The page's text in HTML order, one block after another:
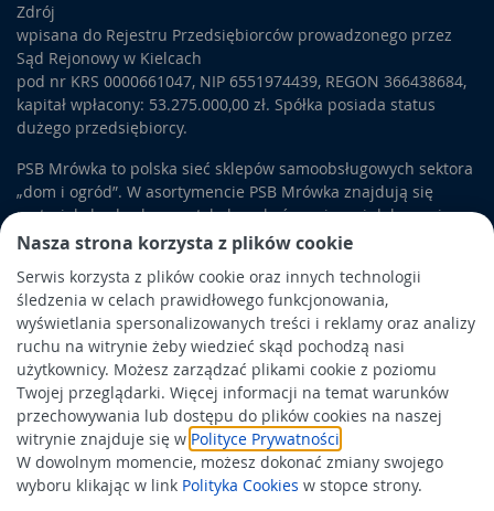
Nasza strona korzysta z plików cookie
Serwis korzysta z plików cookie oraz innych technologii
śledzenia w celach prawidłowego funkcjonowania,
wyświetlania spersonalizowanych treści i reklamy oraz analizy
ruchu na witrynie żeby wiedzieć skąd pochodzą nasi
użytkownicy. Możesz zarządzać plikami cookie z poziomu
Twojej przeglądarki. Więcej informacji na temat warunków
przechowywania lub dostępu do plików cookies na naszej
witrynie znajduje się w Polityce Prywatności
W dowolnym momencie, możesz dokonać zmiany swojego
wyboru klikając w link Polityka Cookies w stopce strony.
Zdrój
wpisana do Rejestru Przedsiębiorców prowadzonego przez
Sąd Rejonowy w Kielcach
pod nr KRS 0000661047, NIP 6551974439, REGON 366438684,
kapitał wpłacony: 53.275.000,00 zł. Spółka posiada status
dużego przedsiębiorcy.
PSB Mrówka to polska sieć sklepów samoobsługowych sektora
„dom i ogród”. W asortymencie PSB Mrówka znajdują się
materiały budowlane, artykuły wykończeniowe i dekoracyjne,
wyposażenie łazienek i kuchni, elektronarzędzia, a także
artykuły związane z ogrodem i otoczeniem domu.
Obowiązek informacyjny
Polityka prywatności
Polityka Cookies
Odbiór zużytego sprzętu
Wspierają nas: